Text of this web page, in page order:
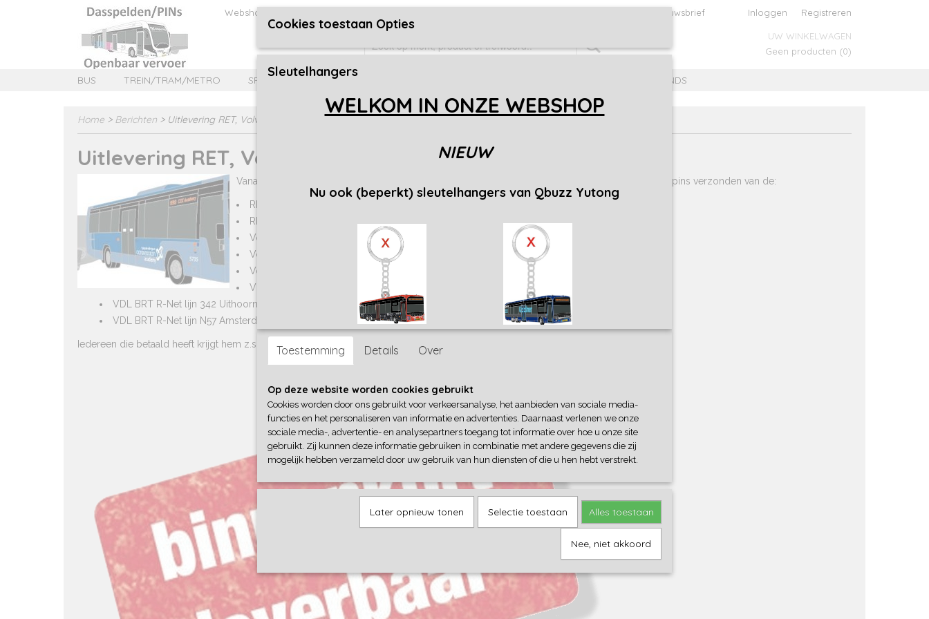
Webshop Nieuwsbrief Inloggen Registreren
UW WINKELWAGEN
Geen producten (0)
BUS TREIN/TRAM/METRO SPECIAL ITEMS OVERIGE ARTIKELEN MODELBUSSEN 2E HANDS
Home > Berichten > Uitlevering RET, Volvo, VDL BRT R-Net
Uitlevering RET, Volvo, VDL BRT R-Net
Vanaf aanstaande betaalde spelden en pins verzonden van de:
RET 1452 zonder pantograaf
RET 1452 met pantograaf
Volvo 8700 CXX Academy
Volvo 8700 Zeeland (Gent Express)
Volvo 8700 IJsselmond
VDL BRT R-Net lijn 342 Mijdrecht
VDL BRT R-Net lijn 342 Uithoorn
VDL BRT R-Net lijn N57 Amsterdam
Iedereen die betaald heeft krijgt hem z.s.m. geleverd via de gekozen verzendoptie.
Cookies toestaan Opties
Sleutelhangers
WELKOM IN ONZE WEBSHOP
NIEUW
Nu ook (beperkt) sleutelhangers van Qbuzz Yutong
Toestemming Details Over
Op deze website worden cookies gebruikt
Cookies worden door ons gebruikt voor verkeersanalyse, het aanbieden van sociale media-
functies en het personaliseren van informatie en advertenties. Daarnaast verlenen we onze
sociale media-, advertentie- en analysepartners toegang tot informatie over hoe u onze site
gebruikt. Zij kunnen deze informatie gebruiken in combinatie met andere gegevens die zij
mogelijk hebben verzameld door uw gebruik van hun diensten of die u hen hebt verstrekt.
Later opnieuw tonen Selectie toestaan Alles toestaan
Nee, niet akkoord